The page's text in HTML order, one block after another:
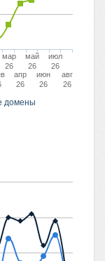
домены
мар
26
апр
26
май
26
июн
26
июл
26
авг
26